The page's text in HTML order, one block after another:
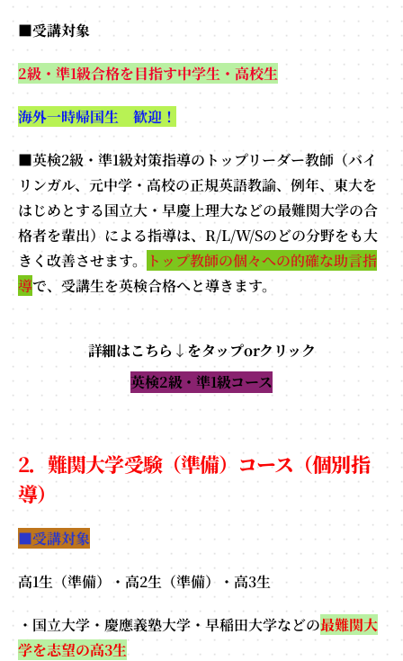
■受講対象
2級・準1級合格を目指す中学生・高校生
海外一時帰国生 歓迎！
■英検2級・準1級対策指導のトップリーダー教師（バイ
リンガル、元中学・高校の正規英語教諭、例年、東大を
はじめとする国立大・早慶上理大などの最難関大学の合
格者を輩出）による指導は、R/L/W/Sのどの分野をも大
きく改善させます。 トップ教師の個々への的確な助言指
導で、受講生を英検合格へと導きます。
詳細はこちら↓をタップorクリック
英検2級・準1級コース
2．難関大学受験（準備）コース（個別指
導）
■受講対象
高1生（準備）・高2生（準備）・高3生
・国立大学・慶應義塾大学・早稲田大学などの最難関大
学を志望の高3生